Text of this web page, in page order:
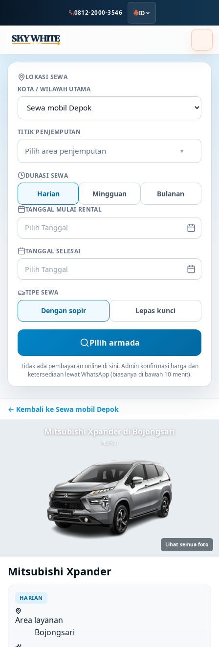
utama
0812-2000-3546 ID
LOKASI SEWA
KOTA / WILAYAH UTAMA
TITIK PENJEMPUTAN
Pilih area penjemputan ▾
DURASI SEWA
Harian Mingguan Bulanan
TANGGAL MULAI RENTAL
Pilih Tanggal
TANGGAL SELESAI
Pilih Tanggal
TIPE SEWA
Dengan sopir Lepas kunci
Pilih armada
Tidak ada pembayaran online di sini. Admin konfirmasi harga dan
ketersediaan lewat WhatsApp (biasanya di bawah 10 menit).
← Kembali ke Sewa mobil Depok
Mitsubishi Xpander di Bojongsari
Harian
Lihat semua foto
Mitsubishi Xpander
HARIAN
Area layanan
Bojongsari